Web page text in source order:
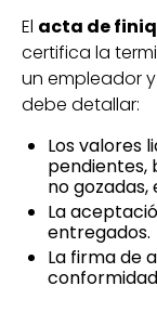
El acta de
certifica la
un empleador
debe detallar:
Los valores
pendientes,
no
La
entregados.
La firma de